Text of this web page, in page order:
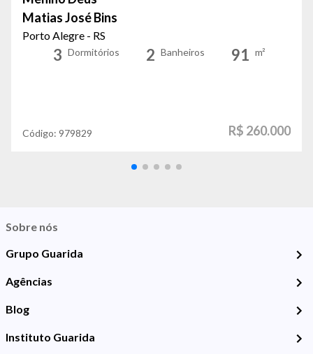
Matias José Bins
Porto Alegre - RS
3 Dormitórios 2 Banheiros 91 m²
Código: 979829 R$ 260.000
Sobre nós
Grupo Guarida
Agências
Blog
Instituto Guarida